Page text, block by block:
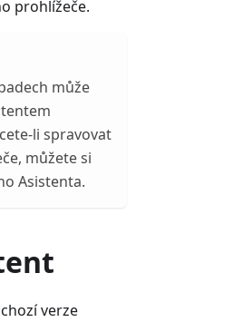
prohlížeče.
může
li spravovat
můžete si
Asistenta.
verze